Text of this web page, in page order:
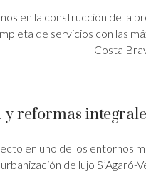
en la construcción de la
de servicios con las
Costa
reformas
en uno de los entornos
urbanización de lujo S’Agaró-